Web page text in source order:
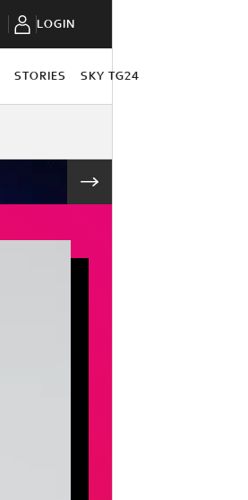
LOGIN
STORIES SKY TG24